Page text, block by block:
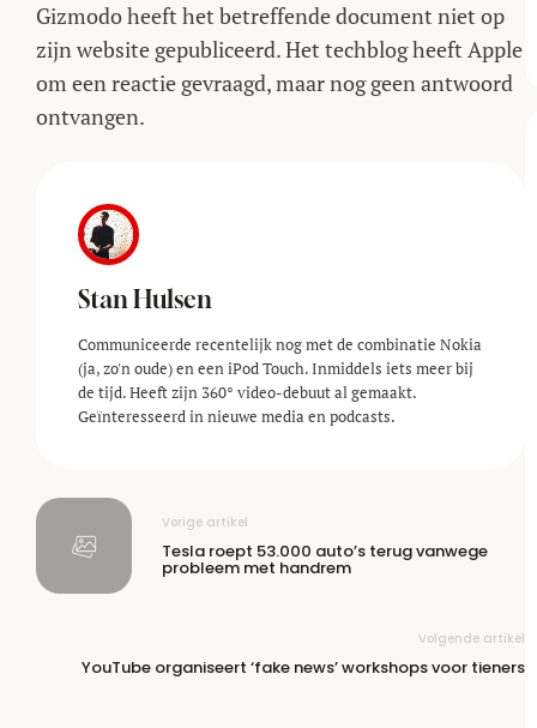
Gizmodo heeft het betreffende document niet op
zijn website gepubliceerd. Het techblog heeft Apple
om een reactie gevraagd, maar nog geen antwoord
ontvangen.
Stan Hulsen
Communiceerde recentelijk nog met de combinatie Nokia
(ja, zo'n oude) en een iPod Touch. Inmiddels iets meer bij
de tijd. Heeft zijn 360° video-debuut al gemaakt.
Geïnteresseerd in nieuwe media en podcasts.
Vorige artikel
Tesla roept 53.000 auto’s terug vanwege
probleem met handrem
Volgende artikel
YouTube organiseert ‘fake news’ workshops voor tieners